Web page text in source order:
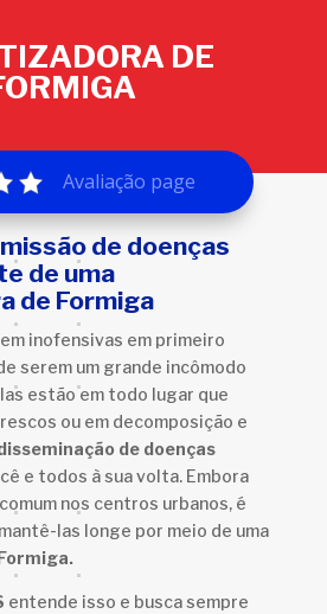
DE
Avaliação page
de doenças
de uma
de Formiga
inofensivas em primeiro
serem um grande incômodo
estão em todo lugar que
ou em decomposição e
de doenças
e todos à sua volta. Embora
nos centros urbanos, é
las longe por meio de uma
entende isso e busca sempre